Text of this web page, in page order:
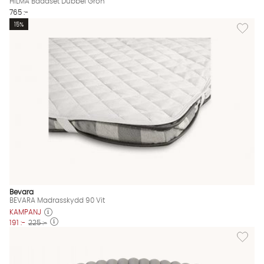
765 :-
Lägg
15%
Bevara
BEVARA Madrasskydd 90 Vit
KAMPANJ
191 :- 225 :-
Lägg